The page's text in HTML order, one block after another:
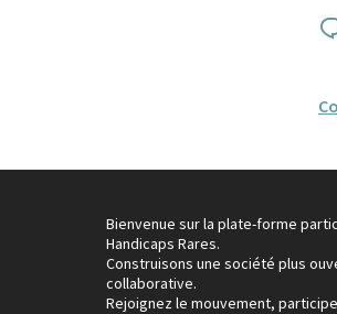
Bienvenue sur la plate-forme
Handicaps Rares.
Construisons une société plus
collaborative.
Rejoignez le mouvement,